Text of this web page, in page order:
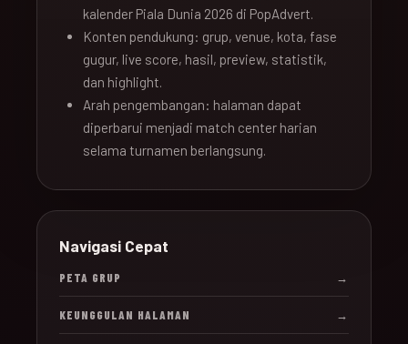
kalender Piala Dunia 2026 di PopAdvert.
Konten pendukung: grup, venue, kota, fase
gugur, live score, hasil, preview, statistik,
dan highlight.
Arah pengembangan: halaman dapat
diperbarui menjadi match center harian
selama turnamen berlangsung.
Navigasi Cepat
PETA GRUP →
KEUNGGULAN HALAMAN →